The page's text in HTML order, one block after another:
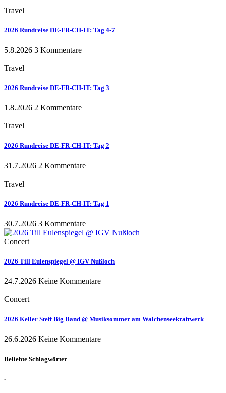
Travel
2026 Rundreise DE-FR-CH-IT: Tag 4-7
5.8.2026 3 Kommentare
Travel
2026 Rundreise DE-FR-CH-IT: Tag 3
1.8.2026 2 Kommentare
Travel
2026 Rundreise DE-FR-CH-IT: Tag 2
31.7.2026 2 Kommentare
Travel
2026 Rundreise DE-FR-CH-IT: Tag 1
30.7.2026 3 Kommentare
Concert
2026 Till Eulenspiegel @ IGV Nußloch
24.7.2026 Keine Kommentare
Concert
2026 Keller Steff Big Band @ Musiksommer am Walchenseekraftwerk
26.6.2026 Keine Kommentare
Beliebte Schlagwörter
.